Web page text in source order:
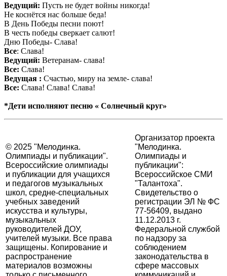
Ведущий: Пусть не будет войны никогда!
Не коснётся нас больше беда!
В День Победы песни поют!
В честь победы сверкает салют!
Дню Победы- Слава!
Все: Слава!
Ведущий: Ветеранам- слава!
Все: Слава!
Ведущая : Счастью, миру на земле- слава!
Все: Слава! Слава! Слава!
*Дети исполняют песню « Солнечный круг»
© 2025 "Мелодинка.
Олимпиады и публикации".
Всероссийские олимпиады
и публикации для учащихся
и педагогов музыкальных
школ, средне-специальных
учебных заведений
искусства и культуры,
музыкальных
руководителей ДОУ,
учителей музыки. Все права
защищены. Копирование и
распространение
материалов возможны
Организатор проекта
"Мелодинка.
Олимпиады и
публикации":
Всероссийское СМИ
"Талантоха".
Свидетельство о
регистрации ЭЛ № ФС
77-56409, выдано
11.12.2013 г.
Федеральной службой
по надзору за
соблюдением
законодательства в
сфере массовых